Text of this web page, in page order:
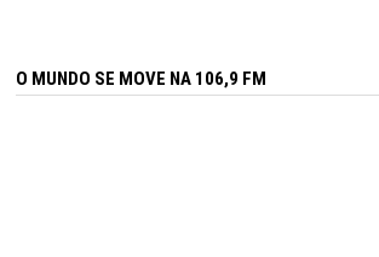
O MUNDO SE MOVE NA 106,9 FM